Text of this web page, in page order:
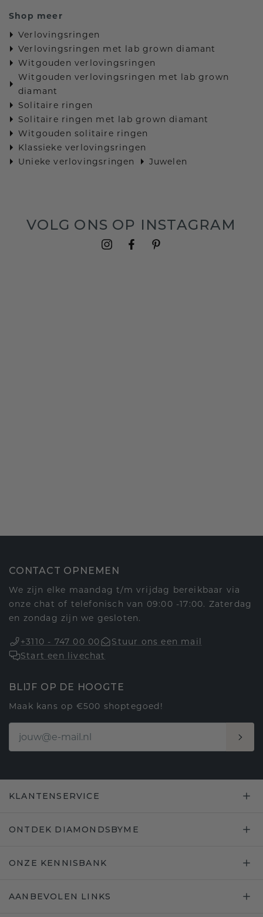
Shop meer
Verlovingsringen
Verlovingsringen met lab grown diamant
Witgouden verlovingsringen
Witgouden verlovingsringen met lab grown
diamant
Solitaire ringen
Solitaire ringen met lab grown diamant
Witgouden solitaire ringen
Klassieke verlovingsringen
Unieke verlovingsringen
Juwelen
VOLG ONS OP INSTAGRAM
CONTACT OPNEMEN
We zijn elke maandag t/m vrijdag bereikbaar via
onze chat of telefonisch van 09:00 -17:00. Zaterdag
en zondag zijn we gesloten.
+3110 - 747 00 00
Stuur ons een mail
Start een livechat
BLIJF OP DE HOOGTE
Maak kans op €500 shoptegoed!
KLANTENSERVICE
ONTDEK DIAMONDSBYME
ONZE KENNISBANK
AANBEVOLEN LINKS